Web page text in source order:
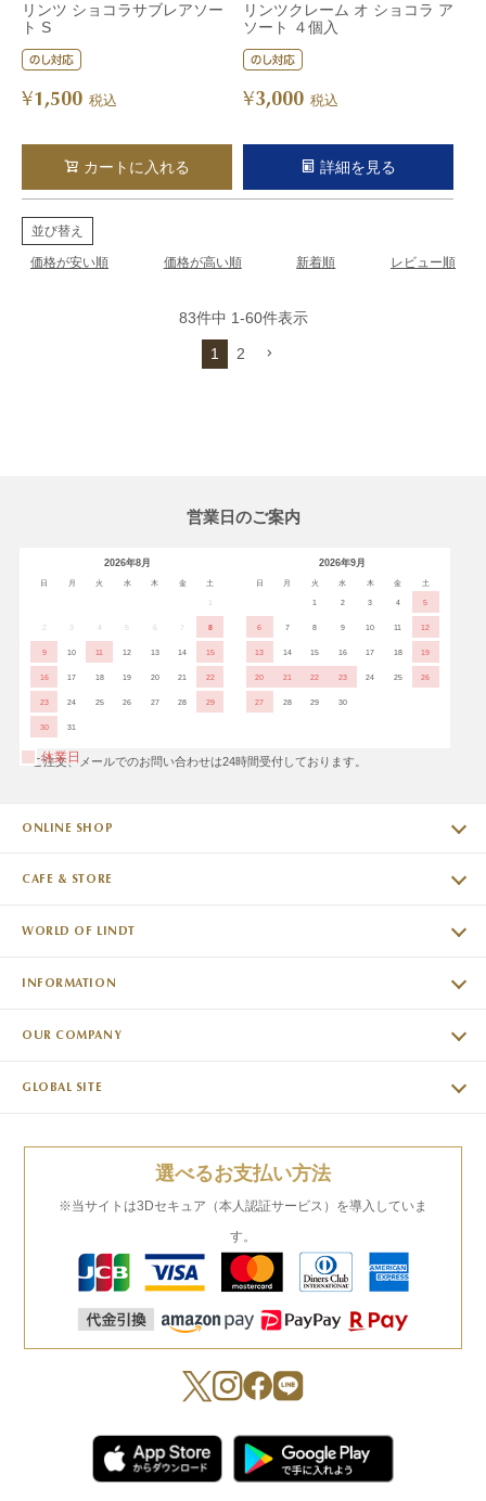
リンツ ショコラサブレアソー
ト S
¥1,500 税込
カートに入れる
リンツクレーム オ ショコラ ア
ソート ４個入
¥3,000 税込
詳細を見る
並び替え
価格が安い順 価格が高い順 新着順 レビュー順
83件中 1-60件表示
1 2
営業日のご案内
2026年8月
日 月 火 水 木 金 土
1
2 3 4 5 6 7 8
9 10 11 12 13 14 15
16 17 18 19 20 21 22
23 24 25 26 27 28 29
30 31
2026年9月
日 月 火 水 木 金 土
1 2 3 4 5
6 7 8 9 10 11 12
13 14 15 16 17 18 19
20 21 22 23 24 25 26
27 28 29 30
休業日
※ご注文、メールでのお問い合わせは24時間受付しております。
ONLINE SHOP
CAFE & STORE
WORLD OF LINDT
INFORMATION
OUR COMPANY
GLOBAL SITE
選べるお支払い方法
※当サイトは3Dセキュア（本人認証サービス）を導入していま
す。